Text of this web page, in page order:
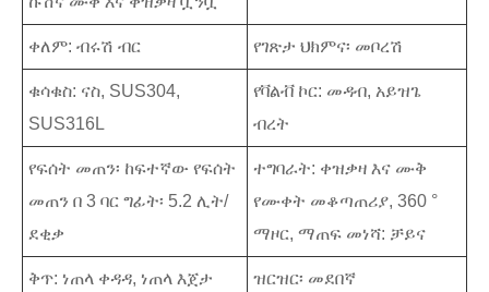
ቀለም: ብሩሽ ብር የገጽታ ህክምና፡ መቦረሽ
ቁሳቁስ: ናስ, SUS304,
SUS316L
የቫልቭ ኮር: መዳብ, አይዝጌ
ብረት
የፍሰት መጠን፡ ከፍተኛው የፍሰት
መጠን በ 3 ባር ግፊት፡ 5.2 ሊት/
ደቂቃ
ተግባራት: ቀዝቃዛ እና ሙቅ
የሙቀት መቆጣጠሪያ, 360 °
ማዞር, ማጠፍ መነሻ: ቻይና
ቅጥ: ነጠላ ቀዳዳ, ነጠላ እጀታ ዝርዝር፡ መደበኛ